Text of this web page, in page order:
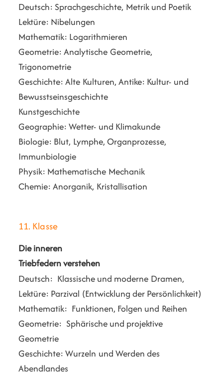
Deutsch: Sprachgeschichte, Metrik und Poetik
Lektüre: Nibelungen
Mathematik: Logarithmieren
Geometrie: Analytische Geometrie,
Trigonometrie
Geschichte: Alte Kulturen, Antike: Kultur- und
Bewusstseinsgeschichte
Kunstgeschichte
Geographie: Wetter- und Klimakunde
Biologie: Blut, Lymphe, Organprozesse,
Immunbiologie
Physik: Mathematische Mechanik
Chemie: Anorganik, Kristallisation
11. Klasse
Die inneren
Triebfedern verstehen
Deutsch: Klassische und moderne Dramen,
Lektüre: Parzival (Entwicklung der Persönlichkeit)
Mathematik: Funktionen, Folgen und Reihen
Geometrie: Sphärische und projektive
Geometrie
Geschichte: Wurzeln und Werden des
Abendlandes